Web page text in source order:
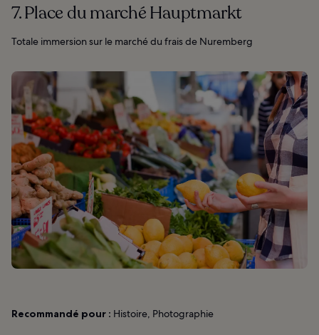
7. Place du marché Hauptmarkt
Totale immersion sur le marché du frais de Nuremberg
Recommandé pour : Histoire, Photographie